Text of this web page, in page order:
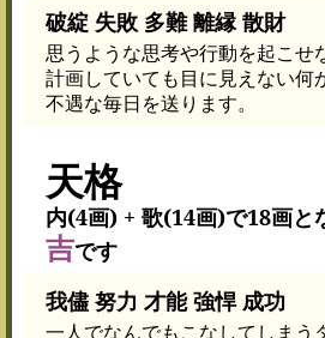
破綻 失敗 多難 離縁 散財
思うような思考や行動を起こせ
計画していても目に見えない何
不遇な毎日を送ります。
天格
内(4画) + 歌(14画)で18画と
吉です
我儘 努力 才能 強悍 成功
一人でなんでもこなしてしまう